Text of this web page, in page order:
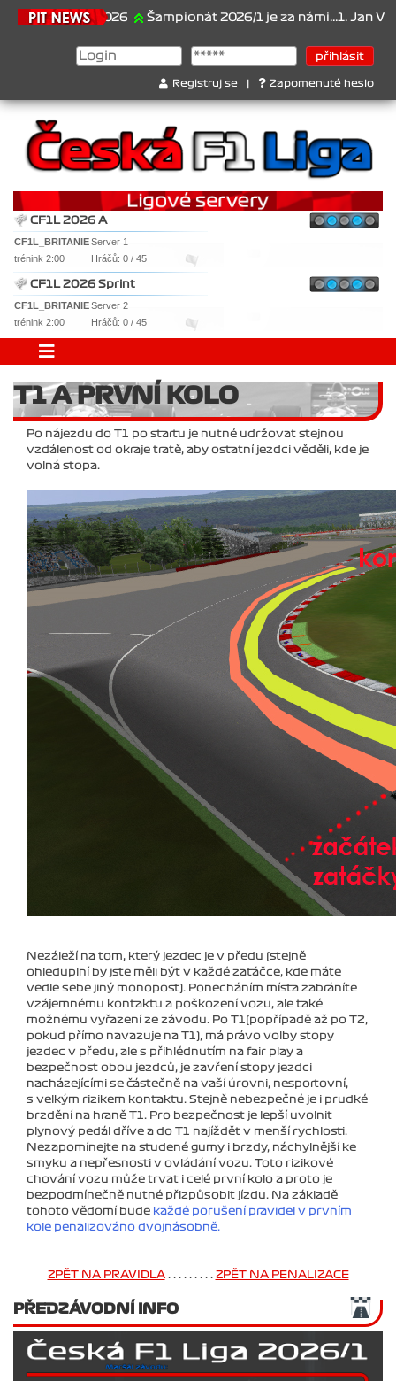
21.6.2026 Šampionát 2026/1 je za námi...1. Jan Veselý
Registruj se Zapomenuté heslo
CF1L 2026 A
CF1L_BRITANIEServer 1
trénink 2:00
Hráčů: 0 / 45
CF1L 2026 Sprint
CF1L_BRITANIEServer 2
trénink 2:00
Hráčů: 0 / 45
T1 A PRVNÍ KOLO
Po nájezdu do T1 po startu je nutné udržovat stejnou
vzdálenost od okraje tratě, aby ostatní jezdci věděli, kde je
volná stopa.
Nezáleží na tom, který jezdec je v předu (stejně
ohleduplní by jste měli být v každé zatáčce, kde máte
vedle sebe jiný monopost). Ponecháním místa zabráníte
vzájemnému kontaktu a poškození vozu, ale také
možnému vyřazení ze závodu. Po T1(popřípadě až po T2,
pokud přímo navazuje na T1), má právo volby stopy
jezdec v předu, ale s přihlédnutím na fair play a
bezpečnost obou jezdců, je zavření stopy jezdci
nacházejícími se částečně na vaší úrovni, nesportovní,
s velkým rizikem kontaktu. Stejně nebezpečné je i prudké
brzdění na hraně T1. Pro bezpečnost je lepší uvolnit
plynový pedál dříve a do T1 najíždět v menší rychlosti.
Nezapomínejte na studené gumy i brzdy, náchylnější ke
smyku a nepřesnosti v ovládání vozu. Toto rizikové
chování vozu může trvat i celé první kolo a proto je
bezpodmínečně nutné přizpůsobit jízdu. Na základě
tohoto vědomí bude každé porušení pravidel v prvním
kole penalizováno dvojnásobně.
ZPĚT NA PRAVIDLA. . . . . . . . . ZPĚT NA PENALIZACE
PŘEDZÁVODNÍ INFO